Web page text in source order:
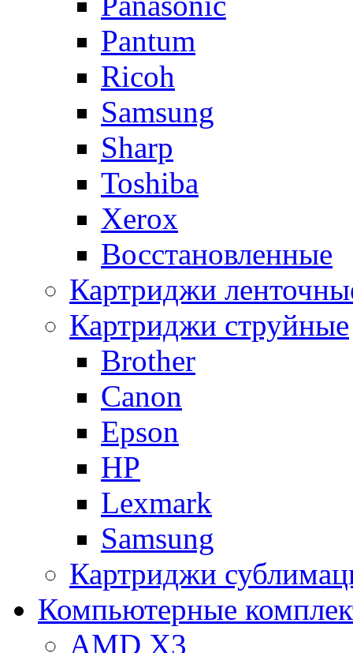
Pantum
Ricoh
Samsung
Sharp
Toshiba
Xerox
Восстановленные
Картриджи
Картриджи струйные
Brother
Canon
Epson
HP
Lexmark
Samsung
Картриджи
Компьютерные
AMD X3